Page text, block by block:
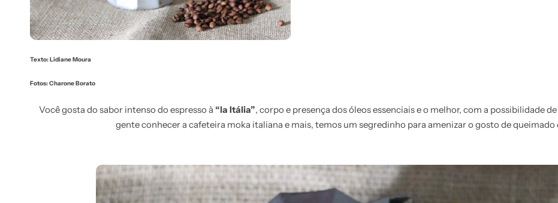
Texto: Lidiane Moura
Fotos: Charone Borato
Você gosta do sabor intenso do espresso à “la Itália”, corpo e presença dos óleos essenciais e o melhor, com a possibilidade
gente conhecer a cafeteira moka italiana e mais, temos um segredinho para amenizar o gosto de queimado